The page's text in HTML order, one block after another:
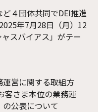
４団体共同でDEI推進
年7月28日（月）12
スバイアス」がテー
運営に関する取組⽅
客さま本位の業務運
公表について